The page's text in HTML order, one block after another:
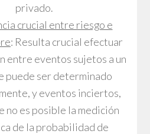
privado.
crucial entre riesgo e
: Resulta crucial efectuar
entre eventos sujetos a un
puede ser determinado
y eventos inciertos,
no es posible la medición
de la probabilidad de